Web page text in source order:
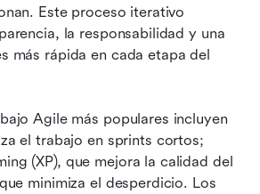
Este proceso iterativo
la responsabilidad y una
más rápida en cada etapa del
el trabajo en sprints cortos;
(XP), que mejora la calidad del
minimiza el desperdicio. Los